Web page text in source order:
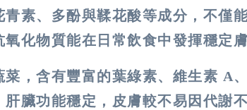
素、多酚與鞣花酸等成分，不僅
化物質能在日常飲食中發揮穩定膚
，含有豐富的葉綠素、維生素 A
臟功能穩定，皮膚較不易因代謝